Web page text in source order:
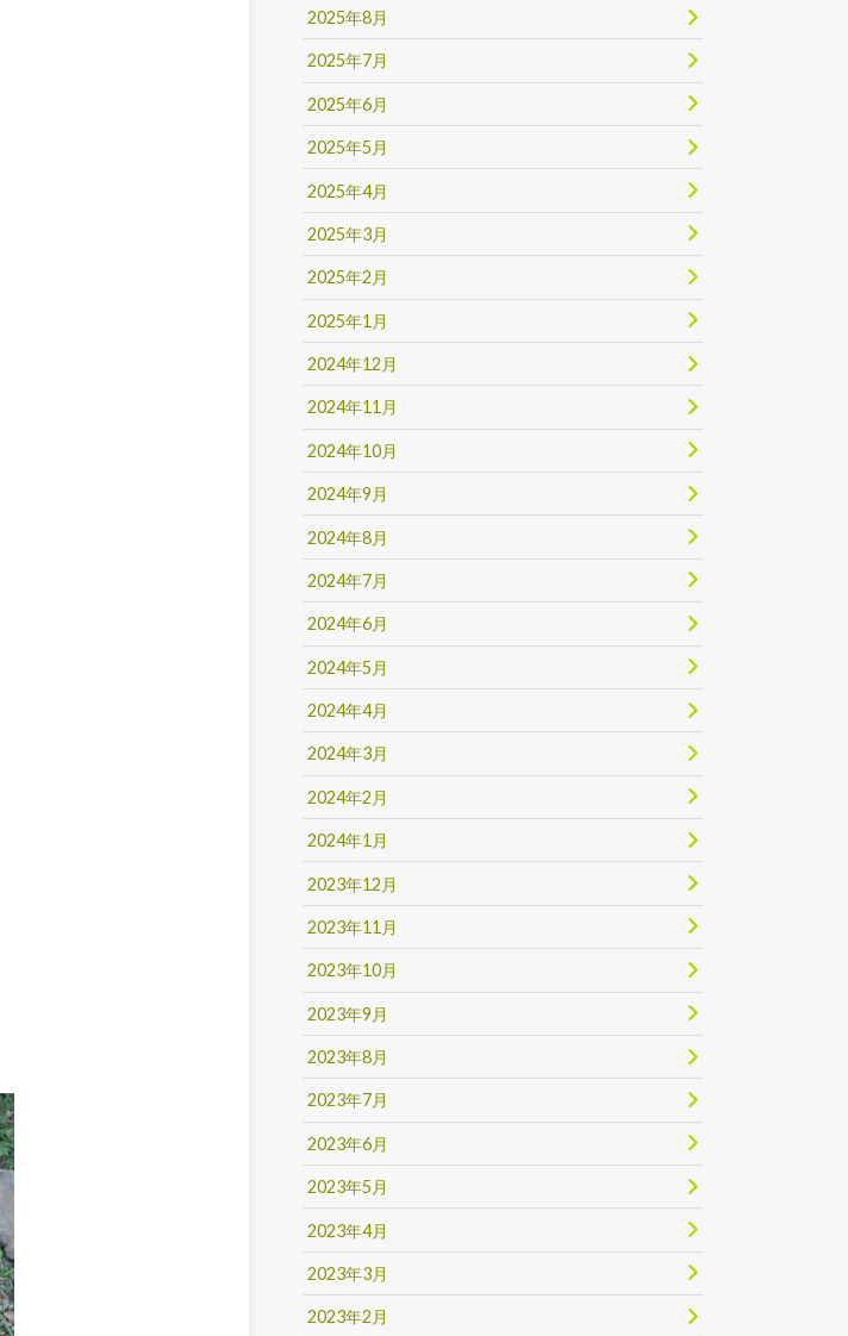
2025年8月
2025年7月
2025年6月
2025年5月
2025年4月
2025年3月
2025年2月
2025年1月
2024年12月
2024年11月
2024年10月
2024年9月
2024年8月
2024年7月
2024年6月
2024年5月
2024年4月
2024年3月
2024年2月
2024年1月
2023年12月
2023年11月
2023年10月
2023年9月
2023年8月
2023年7月
2023年6月
2023年5月
2023年4月
2023年3月
2023年2月